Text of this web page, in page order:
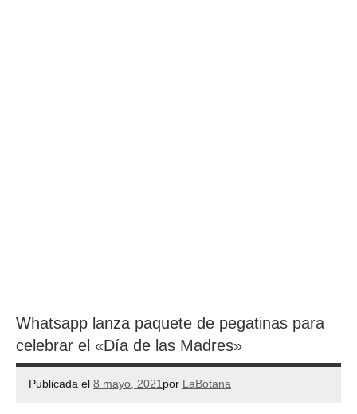
Whatsapp lanza paquete de pegatinas para
celebrar el «Día de las Madres»
Publicada el 8 mayo, 2021por LaBotana